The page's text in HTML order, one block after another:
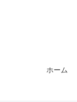
ホーム